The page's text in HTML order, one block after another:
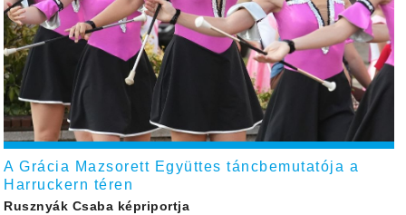
A Grácia Mazsorett Együttes táncbemutatója a
Harruckern téren
Rusznyák Csaba képriportja